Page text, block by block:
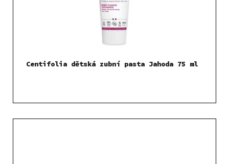
Centifolia dětská zubní pasta Jahoda 75 ml